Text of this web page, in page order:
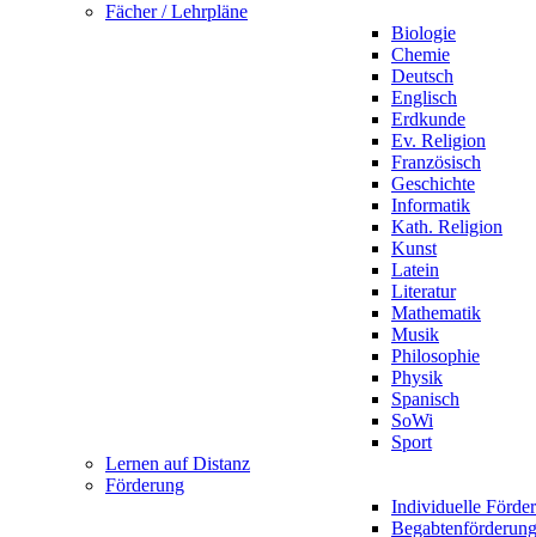
Fächer / Lehrpläne
Biologie
Chemie
Deutsch
Englisch
Erdkunde
Ev. Religion
Französisch
Geschichte
Informatik
Kath. Religion
Kunst
Latein
Literatur
Mathematik
Musik
Philosophie
Physik
Spanisch
SoWi
Sport
Lernen auf Distanz
Förderung
Individuelle
Begabtenförderung